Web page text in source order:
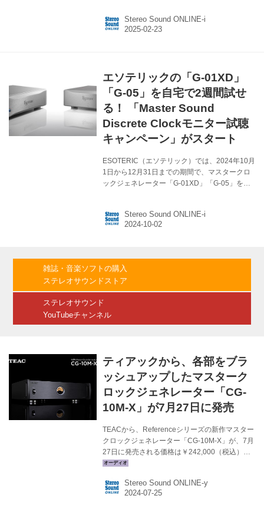
込、10MHz クロック） GC-25M ￥237,600（税
込、25MHz クロック） クロックは、デジタル
渉を受け、クロック信号に干渉する状況が数多
く発生する。 Genesis GCシリーズはクロック
ソースへの干渉...
Stereo Sound ONLINE-i
エソテリックの「G-01XD」
「G-05」を自宅で2週間試せ
る！ 「Master Sound
Discrete Clockモニター試聴
キャンペーン」がスタート
ESOTERIC（エソテリック）では、2024年10月
1日から12月31日までの期間で、マスタークロ
ックジェネレーター「G-01XD」「G-05」を希
ニター試聴キャンペーン」を実施する。 デジタ
ルプレーヤーからさらに一歩進んだ音楽表現力
認できる、またとないチャンスだ。 キャンペー
ンを実施しているエソテリック特約店にモニタ
Stereo Sound ONLINE-i
雑誌・音楽ソフトの購入
ステレオサウンドストア
ステレオサウンド
YouTubeチャンネル
ティアックから、各部をブラ
ッシュアップしたマスターク
ロックジェネレーター「CG-
10M-X」が7月27日に発売
TEACから、Referenceシリーズの新作マスター
クロックジェネレーター「CG-10M-X」が、7月
27日に発売される価格は￥242,000（税込）。
CG-10M-Xは、USB-DACやネットワークプレー
力対応製品の性能を最大限に引き出し、音質を
向上させるマスタークロックジェネレーター。
Stereo Sound ONLINE-y